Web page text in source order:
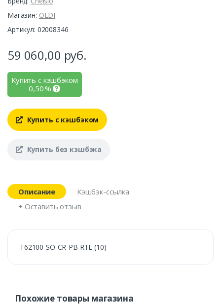
Магазин: OLDI
Артикул: 02008346
59 060,00 руб.
Купить с кэшбэком
0,50%
Купить с кэшбэком
Купить без кэшбэка
Описание
Кэшбэк-ссылка
+ Оставить отзыв
T62100-SO-CR-PB RTL (10)
Похожие товары магазина